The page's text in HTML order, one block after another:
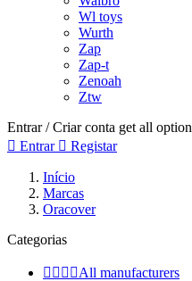
Wl toys
Wurth
Zap
Zap-t
Zenoah
Ztw
Entrar / Criar conta get all option
 Entrar  Registar
Início
Marcas
Oracover
Categorias
   All manufacturers